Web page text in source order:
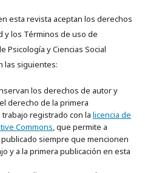
esta revista aceptan los derechos
y los Términos de uso de
Psicología y Ciencias Social
las siguientes:
los derechos de autor y
derecho de la primera
registrado con la licencia de
Commons, que permite a
siempre que mencionen
y a la primera publicación en esta